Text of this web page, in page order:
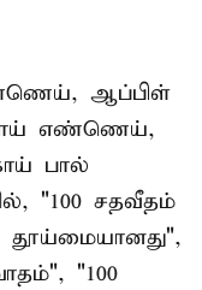
ஆப்பிள்
எண்ணெய்,
பால்
"100 சதவீதம்
"100